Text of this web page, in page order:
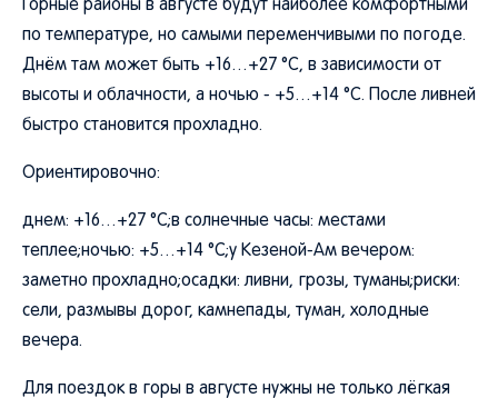
Горные районы в августе будут наиболее комфортными
по температуре, но самыми переменчивыми по погоде.
Днём там может быть +16…+27 °C, в зависимости от
высоты и облачности, а ночью - +5…+14 °C. После ливней
быстро становится прохладно.
Ориентировочно:
днем: +16…+27 °C;в солнечные часы: местами
теплее;ночью: +5…+14 °C;у Кезеной-Ам вечером:
заметно прохладно;осадки: ливни, грозы, туманы;риски:
сели, размывы дорог, камнепады, туман, холодные
вечера.
Для поездок в горы в августе нужны не только лёгкая